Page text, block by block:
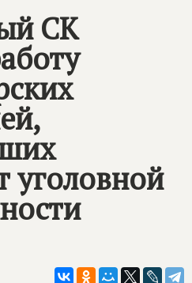
СК
уголовной